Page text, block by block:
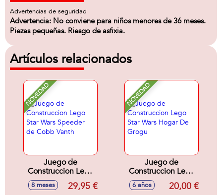
Advertencias de seguridad
Advertencia: No conviene para niños menores de 36 meses.
Piezas pequeñas. Riesgo de asfixia.
Artículos relacionados
NOVEDAD
Juego de
Construccion Lego
Star Wars Speeder
de Cobb Vanth
8 meses 29,95 €
NOVEDAD
Juego de
Construccion Lego
Star Wars Hogar De
Grogu
6 años 20,00 €